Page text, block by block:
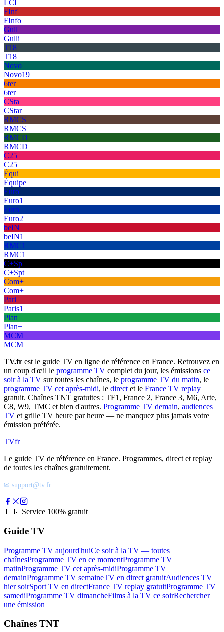
LCI
FInf
FInfo
Gull
Gulli
T18
T18
Novo
Novo19
6ter
6ter
CSta
CStar
RMCS
RMCS
RMCD
RMCD
C25
C25
Équi
Équipe
Euro
Euro1
Euro
Euro2
beIN
beIN1
RMC1
RMC1
C+Sp
C+Spt
Com+
Com+
Pari
Paris1
Plan
Plan+
MCM
MCM
TV.fr est le guide TV en ligne de référence en France. Retrouvez en
un coup d'œil le programme TV complet du jour, les émissions ce
soir à la TV sur toutes les chaînes, le programme TV du matin, le
programme TV cet après-midi, le direct et le France TV replay
gratuit. Chaînes TNT gratuites : TF1, France 2, France 3, M6, Arte,
C8, W9, TMC et bien d'autres. Programme TV demain, audiences
TV et grille TV heure par heure — ne manquez plus jamais votre
émission préférée.
TVfr
Le guide TV de référence en France. Programmes, direct et replay
de toutes les chaînes gratuitement.
✉ support@tv.fr
🇫🇷 Service 100% gratuit
Guide TV
Programme TV aujourd'huiCe soir à la TV — toutes
chaînesProgramme TV en ce momentProgramme TV
matinProgramme TV cet après-midiProgramme TV
demainProgramme TV semaineTV en direct gratuitAudiences TV
hier soirSport TV en directFrance TV replay gratuitProgramme TV
samediProgramme TV dimancheFilms à la TV ce soirRechercher
une émission
Chaînes TNT